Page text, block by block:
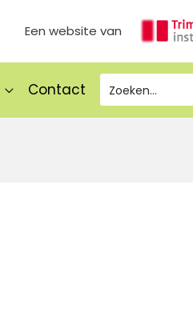
Een website van
Contact